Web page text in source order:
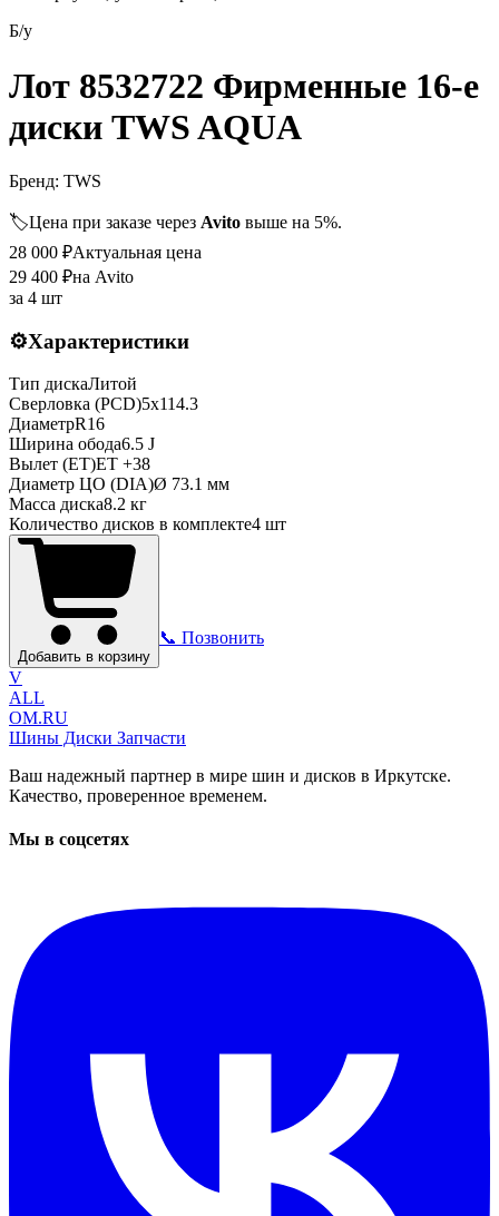
Б/у
Лот 8532722 Фирменные 16-е
диски TWS AQUA
Бренд: TWS
🏷️Цена при заказе через Avito выше на 5%.
28 000 ₽Актуальная цена
29 400 ₽на Avito
за 4 шт
⚙️Характеристики
Тип дискаЛитой
Сверловка (PCD)5x114.3
ДиаметрR16
Ширина обода6.5 J
Вылет (ET)ET +38
Диаметр ЦО (DIA)Ø 73.1 мм
Масса диска8.2 кг
Количество дисков в комплекте4 шт
Добавить в корзину
📞 Позвонить
V
ALL
OM.RU
Шины Диски Запчасти
Ваш надежный партнер в мире шин и дисков в Иркутске.
Качество, проверенное временем.
Мы в соцсетях